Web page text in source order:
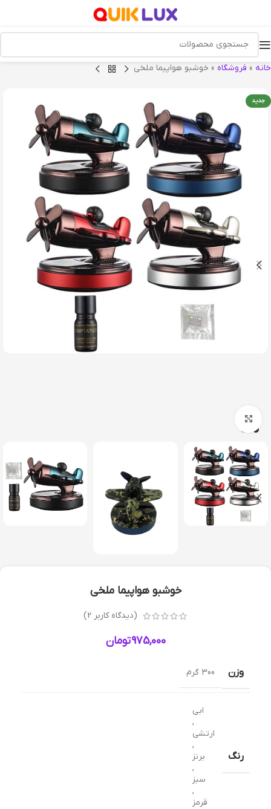
خانه » فروشگاه » خوشبو هواپیما ملخی
جدید
خوشبو هواپیما ملخی
(دیدگاه کاربر2
)
975,000تومان
وزن 300 گرم
رنگ
ابی
,
ارتشی
,
برنز
,
سبز
,
قرمز